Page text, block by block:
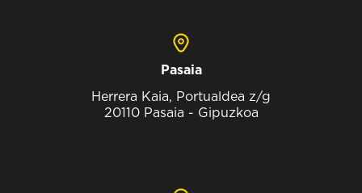
Pasaia
Herrera Kaia, Portualdea z/g
20110 Pasaia - Gipuzkoa